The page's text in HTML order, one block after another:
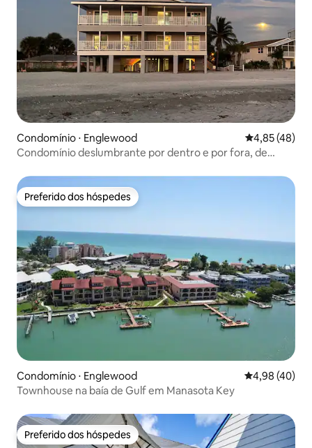
Condomínio ⋅ Englewood 4,85 de uma
4,85 (48)
Condomínio deslumbrante por dentro e por fora, de
Preferido dos hóspedes
Preferido dos hóspedes
Condomínio ⋅ Englewood 4,98 de uma
4,98 (40)
Townhouse na baía de Gulf em Manasota Key
Preferido dos hóspedes
Preferido dos hóspedes